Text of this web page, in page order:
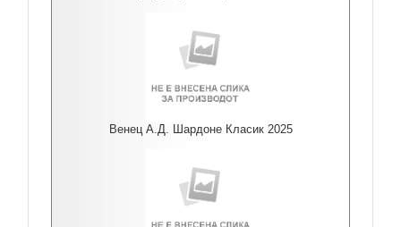
Венец А.Д. Шардоне Класик 2025